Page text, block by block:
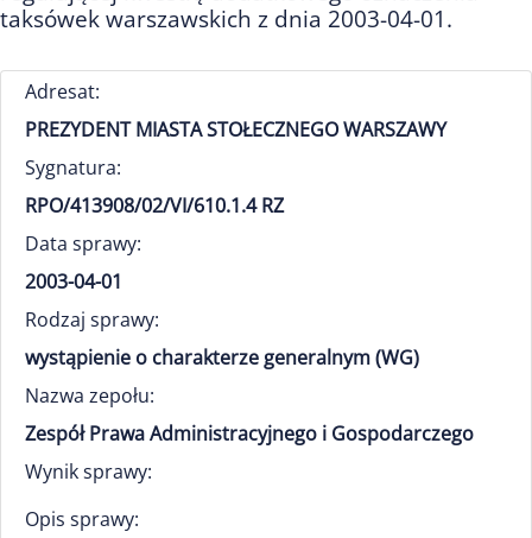
taksówek warszawskich z dnia 2003-04-01.
Adresat:
PREZYDENT MIASTA STOŁECZNEGO WARSZAWY
Sygnatura:
RPO/413908/02/VI/610.1.4 RZ
Data sprawy:
2003-04-01
Rodzaj sprawy:
wystąpienie o charakterze generalnym (WG)
Nazwa zepołu:
Zespół Prawa Administracyjnego i Gospodarczego
Wynik sprawy:
Opis sprawy: